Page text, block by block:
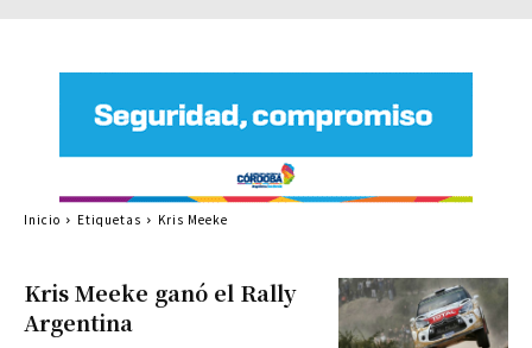
Kris Meeke ganó el Rally
Argentina
Inicio Etiquetas Kris Meeke